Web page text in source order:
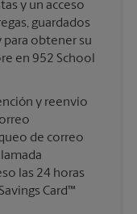
y un acceso
guardados
para obtener su
en 952 School
y reenvío
de correo
las 24 horas
Card™